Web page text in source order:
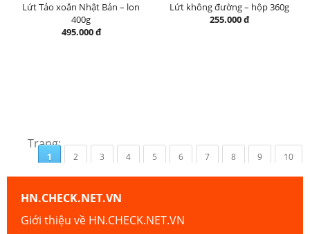
Lứt Tảo xoắn Nhật Bản – lon
400g
495.000 đ
Lứt không đường – hộp 360g
255.000 đ
Trang:
1 2 3 4 5 6 7 8 9 10
HN.CHECK.NET.VN
Giới thiệu về HN.CHECK.NET.VN